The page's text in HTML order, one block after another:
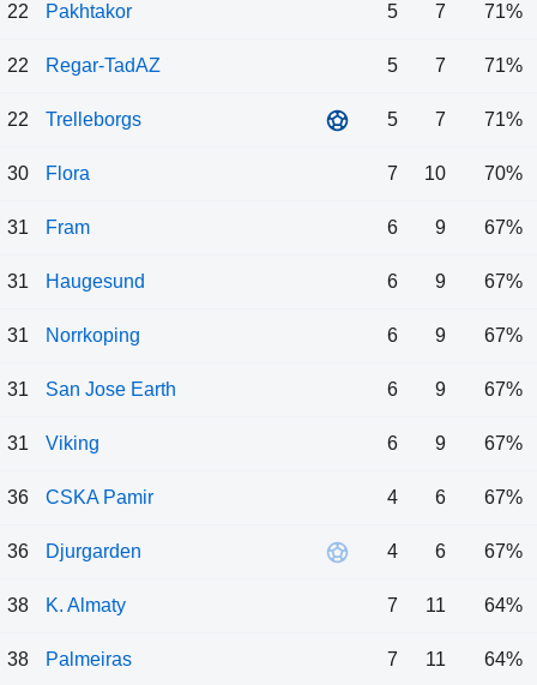
22 Pakhtakor 5 7 71%
22 Regar-TadAZ 5 7 71%
22 Trelleborgs 5 7 71%
30 Flora 7 10 70%
31 Fram 6 9 67%
31 Haugesund 6 9 67%
31 Norrkoping 6 9 67%
31 San Jose Earth 6 9 67%
31 Viking 6 9 67%
36 CSKA Pamir 4 6 67%
36 Djurgarden 4 6 67%
38 K. Almaty 7 11 64%
38 Palmeiras 7 11 64%